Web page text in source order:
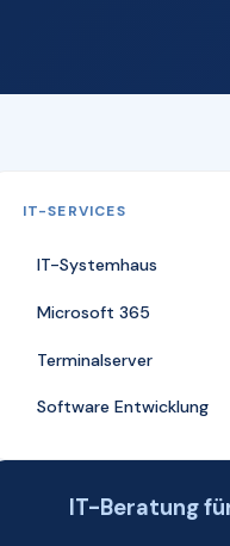
IT-SERVICES
IT-Systemhaus
Microsoft 365
Terminalserver
Software Entwicklung
IT-Beratung